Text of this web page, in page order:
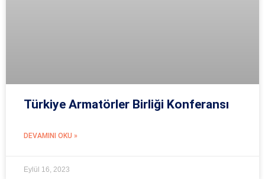
Türkiye Armatörler Birliği Konferansı
DEVAMINI OKU »
Eylül 16, 2023